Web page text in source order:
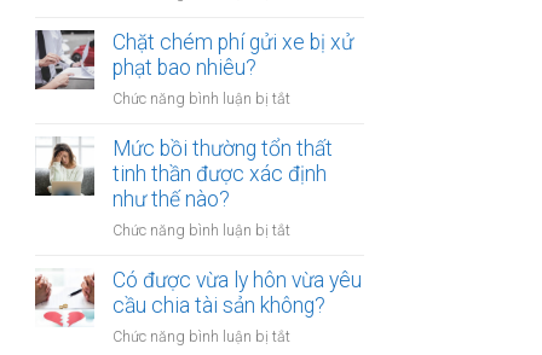
xử
nào?
không
chứng
lập
di
đất?
Chặt chém phí gửi xe bị xử
phạt bao nhiêu?
Chức năng bình luận bị tắt
chém
phí
gửi
bị
phạt
bao
Mức bồi thường tổn thất
tinh thần được xác định
như thế nào?
Chức năng bình luận bị tắt
bồi
thường
tổn
thất
Có được vừa ly hôn vừa yêu
cầu chia tài sản không?
Chức năng bình luận bị tắt